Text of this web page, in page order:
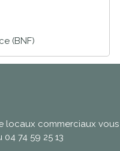
(BNF)
locaux commerciaux vous
74 59 25 13